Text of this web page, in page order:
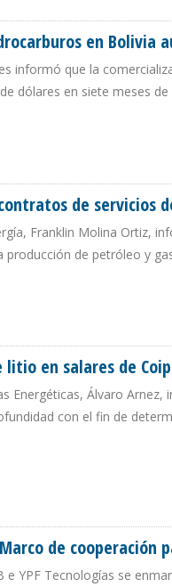
en Bolivia
informó que la
dólares en siete meses
de servicios
Franklin Molina Ortiz,
producción de petróleo y
en salares de
Energéticas, Álvaro
con el fin de
de
e YPF Tecnologías se